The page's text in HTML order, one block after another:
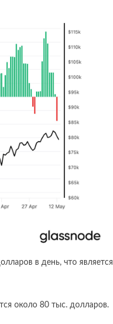
в день, что является
около 80 тыс. долларов.